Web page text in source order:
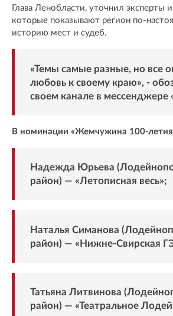
Глава Ленобласти, уточнил эксперты
которые показывают регион по-
историю мест и судеб.
«Темы самые разные, но все
любовь к своему краю», -
своем канале в мессенджере
В номинации «Жемчужина 100-
Надежда Юрьева
район) — «Летописная весь»;
Наталья Симанова
район) — «Нижне-Свирская
Татьяна Литвинова
район) — «Театральное